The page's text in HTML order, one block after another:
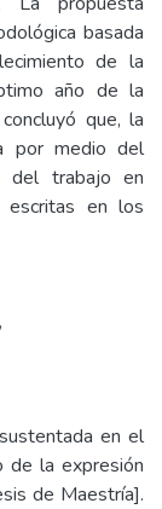
basada
de la
año de la
que, la
por medio del
del trabajo en
escritas en los
,
en el
de la expresión
de Maestría].